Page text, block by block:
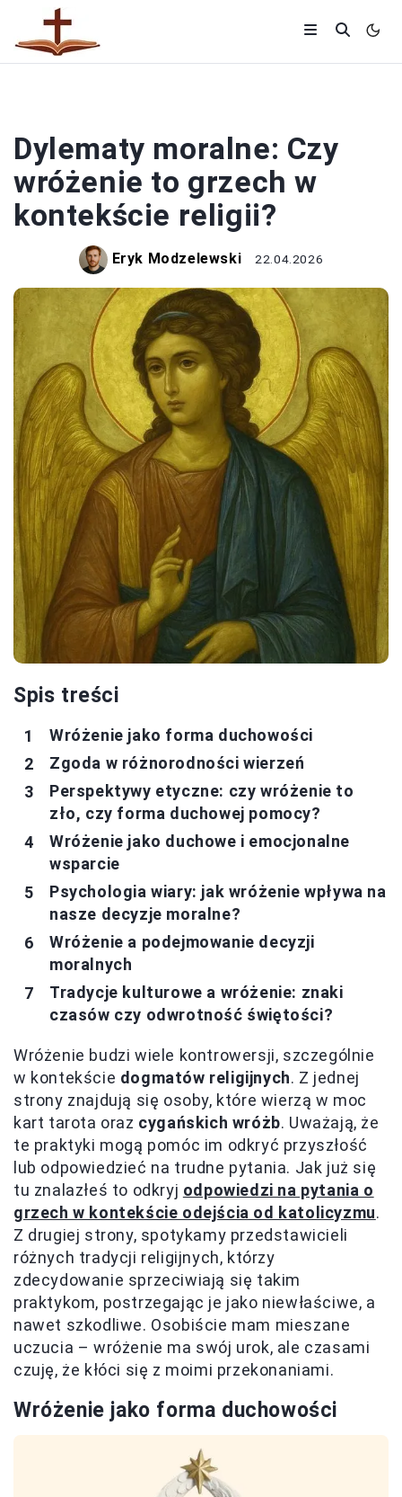
Dylematy moralne: Czy
wróżenie to grzech w
kontekście religii?
Eryk Modzelewski 22.04.2026
Spis treści
Wróżenie jako forma duchowości
Zgoda w różnorodności wierzeń
Perspektywy etyczne: czy wróżenie to
zło, czy forma duchowej pomocy?
Wróżenie jako duchowe i emocjonalne
wsparcie
Psychologia wiary: jak wróżenie wpływa na
nasze decyzje moralne?
Wróżenie a podejmowanie decyzji
moralnych
Tradycje kulturowe a wróżenie: znaki
czasów czy odwrotność świętości?
Wróżenie budzi wiele kontrowersji, szczególnie
w kontekście dogmatów religijnych. Z jednej
strony znajdują się osoby, które wierzą w moc
kart tarota oraz cygańskich wróżb. Uważają, że
te praktyki mogą pomóc im odkryć przyszłość
lub odpowiedzieć na trudne pytania. Jak już się
tu znalazłeś to odkryj odpowiedzi na pytania o
grzech w kontekście odejścia od katolicyzmu.
Z drugiej strony, spotykamy przedstawicieli
różnych tradycji religijnych, którzy
zdecydowanie sprzeciwiają się takim
praktykom, postrzegając je jako niewłaściwe, a
nawet szkodliwe. Osobiście mam mieszane
uczucia – wróżenie ma swój urok, ale czasami
czuję, że kłóci się z moimi przekonaniami.
Wróżenie jako forma duchowości